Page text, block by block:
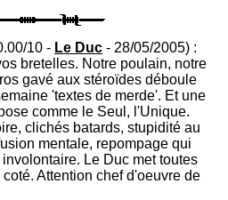
10 - Le Duc - 28/05/2005) :
bretelles. Notre poulain, notre
gavé aux stéroïdes déboule
'textes de merde'. Et une
comme le Seul, l'Unique.
clichés batards, stupidité au
mentale, repompage qui
Le Duc met toutes
Attention chef d'oeuvre de